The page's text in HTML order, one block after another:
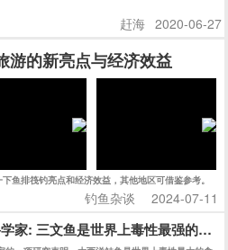
赶海 2020-06-27
游的新亮点与经济效益
鱼排筏钓亮点和经济效益，其他地区可借鉴参考。
钓鱼杂谈 2024-07-11
家: 三文鱼是世界上毒性最强的食